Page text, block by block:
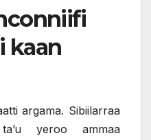
kaan
argama. Sibiilarraa
yeroo ammaa